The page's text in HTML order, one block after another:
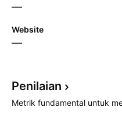
—
Website
—
Penilaian
Metrik fundamental untuk